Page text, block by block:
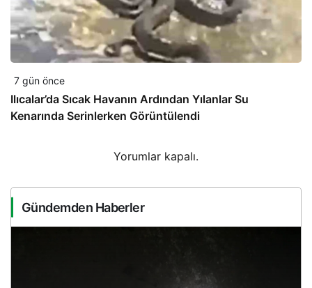
7 gün önce
Ilıcalar’da Sıcak Havanın Ardından Yılanlar Su
Kenarında Serinlerken Görüntülendi
Yorumlar kapalı.
Gündemden Haberler